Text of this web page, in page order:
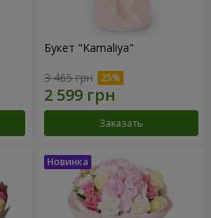
Букет "Kamaliya"
3 465 грн
Заказать